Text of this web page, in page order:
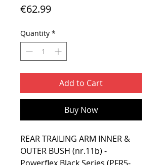
€62.99Price
Quantity *
Add to Cart
Buy Now
REAR TRAILING ARM INNER &
OUTER BUSH (nr.11b) -